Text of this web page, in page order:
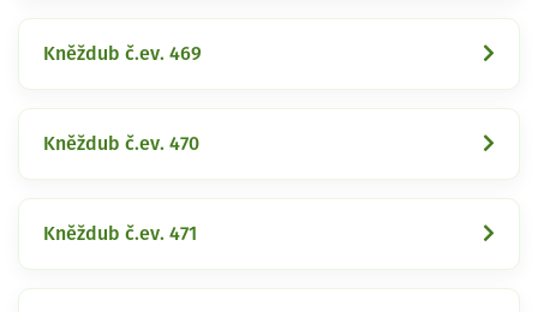
Kněždub č.ev. 469
Kněždub č.ev. 470
Kněždub č.ev. 471